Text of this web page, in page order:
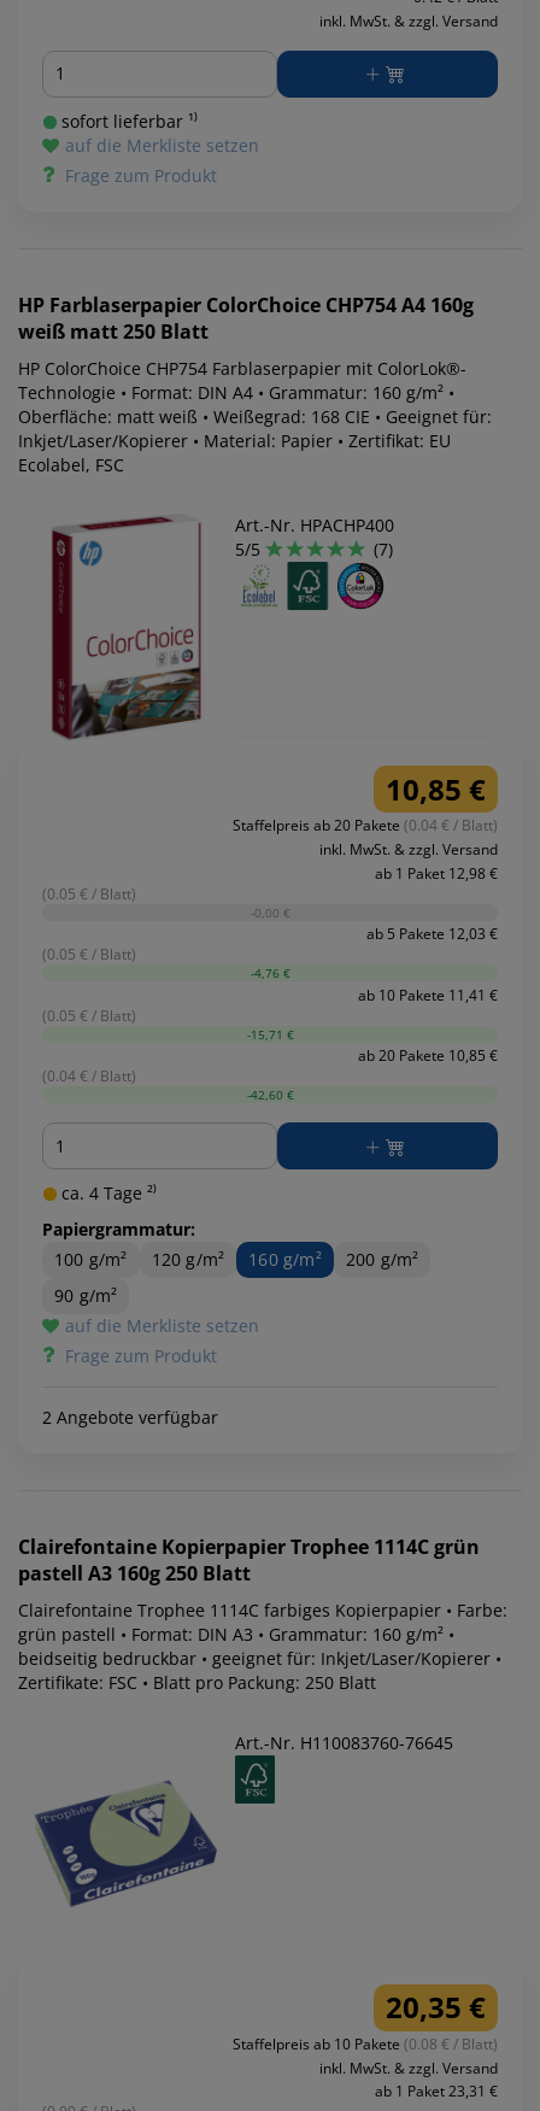
inkl. MwSt. & zzgl. Versand
Menge
sofort lieferbar ¹⁾
auf die Merkliste setzen
Frage zum Produkt
HP Farblaserpapier ColorChoice CHP754 A4 160g
weiß matt 250 Blatt
HP ColorChoice CHP754 Farblaserpapier mit ColorLok®-
Technologie • Format: DIN A4 • Grammatur: 160 g/m² •
Oberfläche: matt weiß • Weißegrad: 168 CIE • Geeignet für:
Inkjet/Laser/Kopierer • Material: Papier • Zertifikat: EU
Ecolabel, FSC
Art.-Nr. HPACHP400
5/5
(7)
10,85 €
Staffelpreis ab 20 Pakete (0.04 € / Blatt)
inkl. MwSt. & zzgl. Versand
ab 1 Paket 12,98 €
(0.05 € / Blatt)
-0,00 €
ab 5 Pakete 12,03 €
(0.05 € / Blatt)
-4,76 €
ab 10 Pakete 11,41 €
(0.05 € / Blatt)
-15,71 €
ab 20 Pakete 10,85 €
(0.04 € / Blatt)
-42,60 €
Menge
ca. 4 Tage ²⁾
Papiergrammatur:
100 g/m²
120 g/m² 160 g/m²
200 g/m²
90 g/m²
auf die Merkliste setzen
Frage zum Produkt
2 Angebote verfügbar
Clairefontaine Kopierpapier Trophee 1114C grün
pastell A3 160g 250 Blatt
Clairefontaine Trophee 1114C farbiges Kopierpapier • Farbe:
grün pastell • Format: DIN A3 • Grammatur: 160 g/m² •
beidseitig bedruckbar • geeignet für: Inkjet/Laser/Kopierer •
Zertifikate: FSC • Blatt pro Packung: 250 Blatt
Art.-Nr. H110083760-76645
20,35 €
Staffelpreis ab 10 Pakete (0.08 € / Blatt)
inkl. MwSt. & zzgl. Versand
ab 1 Paket 23,31 €